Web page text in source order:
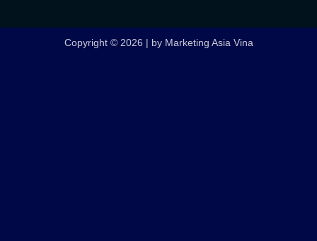
Copyright © 2026 | by Marketing Asia Vina